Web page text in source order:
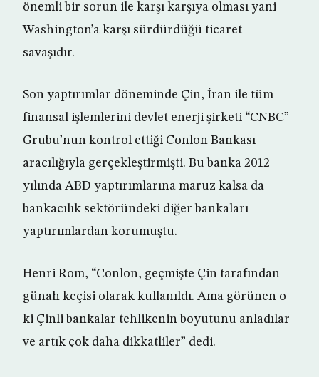
önemli bir sorun ile karşı karşıya olması yani
Washington’a karşı sürdürdüğü ticaret
savaşıdır.
Son yaptırımlar döneminde Çin, İran ile tüm
finansal işlemlerini devlet enerji şirketi “CNBC”
Grubu’nun kontrol ettiği Conlon Bankası
aracılığıyla gerçekleştirmişti. Bu banka 2012
yılında ABD yaptırımlarına maruz kalsa da
bankacılık sektöründeki diğer bankaları
yaptırımlardan korumuştu.
Henri Rom, “Conlon, geçmişte Çin tarafından
günah keçisi olarak kullanıldı. Ama görünen o
ki Çinli bankalar tehlikenin boyutunu anladılar
ve artık çok daha dikkatliler” dedi.